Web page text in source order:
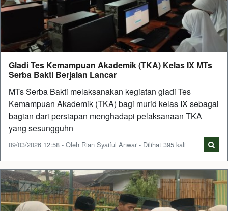
Gladi Tes Kemampuan Akademik (TKA) Kelas IX MTs
Serba Bakti Berjalan Lancar
MTs Serba Bakti melaksanakan kegiatan gladi Tes
Kemampuan Akademik (TKA) bagi murid kelas IX sebagai
bagian dari persiapan menghadapi pelaksanaan TKA
yang sesungguhn
09/03/2026 12:58 - Oleh Rian Syaiful Anwar - Dilihat 395 kali